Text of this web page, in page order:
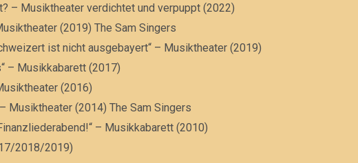
– Musiktheater verdichtet und verpuppt (2022)
(2019) The Sam Singers
ist nicht ausgebayert“ – Musiktheater (2019)
– Musikkabarett (2017)
(2016)
Musiktheater (2014) The Sam Singers
– Musikkabarett (2010)
2018/2019)